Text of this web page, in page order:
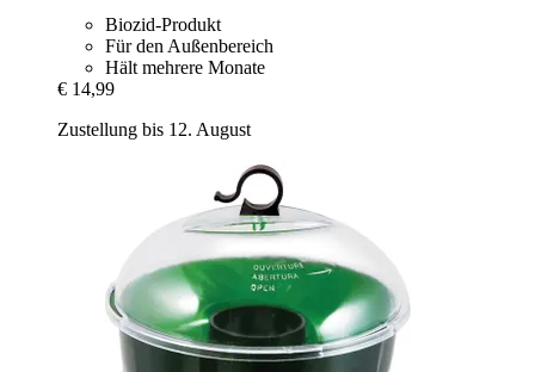
Biozid-Produkt
Für den Außenbereich
Hält mehrere Monate
€ 14,99
Zustellung bis 12. August